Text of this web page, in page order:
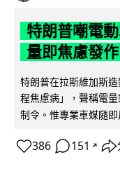
特朗普嘲電
量即焦慮發
特朗普在拉斯維加斯
程焦慮病」，聲稱電
制令。惟專業車媒隨
386 151 ↗